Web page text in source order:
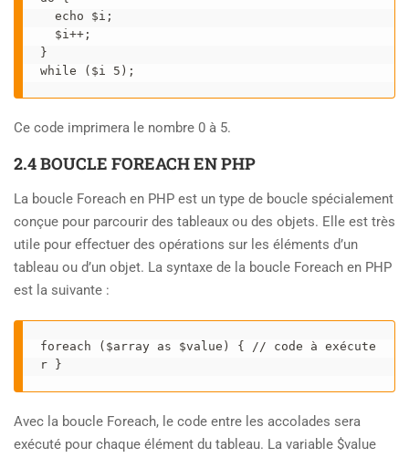
}
while ($i 5);
Ce code imprimera le nombre 0 à 5.
2.4 BOUCLE FOREACH EN PHP
La boucle Foreach en PHP est un type de boucle spécialement
conçue pour parcourir des tableaux ou des objets. Elle est très
utile pour effectuer des opérations sur les éléments d’un
tableau ou d’un objet. La syntaxe de la boucle Foreach en PHP
est la suivante :
foreach ($array as $value) { // code à exécute
r }
Avec la boucle Foreach, le code entre les accolades sera
exécuté pour chaque élément du tableau. La variable $value